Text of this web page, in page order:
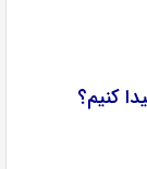
کنیم؟